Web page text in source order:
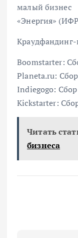
малый бизнес
«Энергия»
Boomstarter:
Planeta.ru:
Indiegogo: Сбор
Kickstarter:
Читать
бизнеса